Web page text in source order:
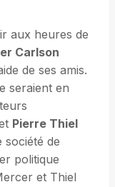
aux heures de
Carlson
de ses amis.
seraient en
Pierre Thiel
société de
politique
et Thiel